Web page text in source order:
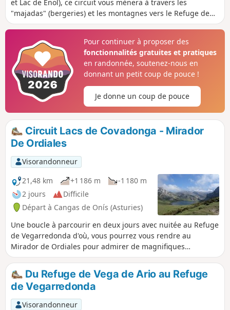
et Lac de Enol), ce circuit vous mènera à travers les
"majadas" (bergeries) et les montagnes vers le Refuge de
Vegarredonda puis, au milieu de rochers calcaires au
Villaviciosa), initiateur de la création du parc national des
pics d'Europe et, premier alpiniste à avoir escaladé en 1904,
le Picu Urriellu (Naranjo de Bulnes) en compagnie du
berger Gregorio Perez dit "El Cainejo".
Pour continuer à proposer des
fonctionnalités gratuites et pratiques
en randonnée, soutenez-nous en
donnant un petit coup de pouce !
Je donne un coup de pouce
Circuit Lacs de Covadonga - Mirador
De Ordiales
Visorandonneur
21,48 km
+1 186 m
-1 180 m
2 jours
Difficile
Départ à Cangas de Onís (Asturies)
Une boucle à parcourir en deux jours avec nuitée au Refuge
de Vegarredonda d'où, vous pourrez vous rendre au
Mirador de Ordiales pour admirer de magnifiques
paysages, avec en toile de fond les montagnes du massif
occidental des Pics d'Europe. Le retour au point de départ
se fait par un sentier grandiose et peu fréquenté.
Du Refuge de Vega de Ario au Refuge
de Vegarredonda
Visorandonneur